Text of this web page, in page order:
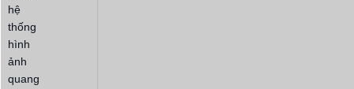
hệ
thống
hình
ảnh
quang